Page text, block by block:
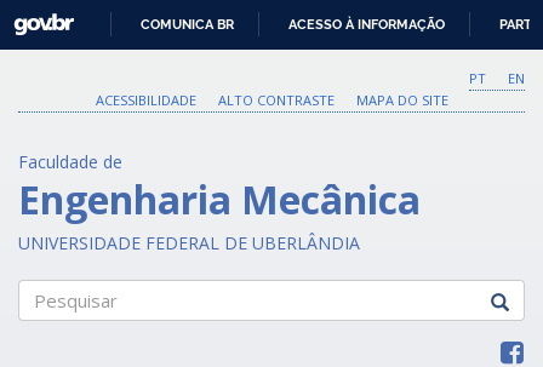
O
CONTEÚDO
GOVBR
COMUNICA BR ACESSO À INFORMAÇÃO
PT
EN
ACESSIBILIDADE
ALTO CONTRASTE MAPA DO SITE
Faculdade de
Engenharia Mecânica
UNIVERSIDADE FEDERAL DE UBERLÂNDIA